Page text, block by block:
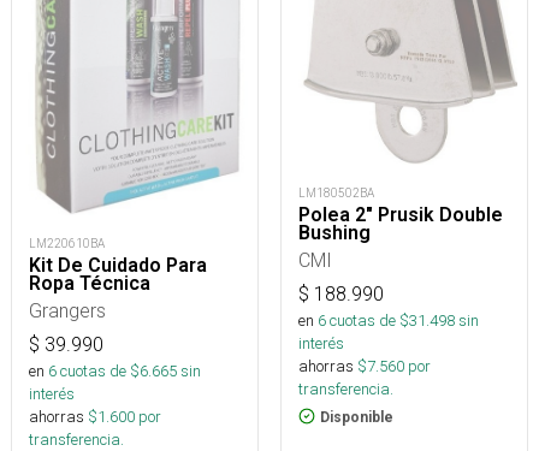
LM220610BA
Kit De Cuidado Para
Ropa Técnica
Grangers
$ 39.990
en 6cuotas de $6.665sin
interés
ahorras $1.600 por
transferencia.
LM180502BA
Polea 2" Prusik Double
Bushing
CMI
$ 188.990
en 6cuotas de $31.498sin
interés
ahorras $7.560 por
transferencia.
Disponible